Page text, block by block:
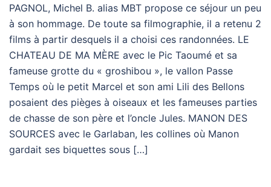
PAGNOL, Michel B. alias MBT propose ce séjour un peu
à son hommage. De toute sa filmographie, il a retenu 2
films à partir desquels il a choisi ces randonnées. LE
CHATEAU DE MA MÈRE avec le Pic Taoumé et sa
fameuse grotte du « groshibou », le vallon Passe
Temps où le petit Marcel et son ami Lili des Bellons
posaient des pièges à oiseaux et les fameuses parties
de chasse de son père et l’oncle Jules. MANON DES
SOURCES avec le Garlaban, les collines où Manon
gardait ses biquettes sous […]